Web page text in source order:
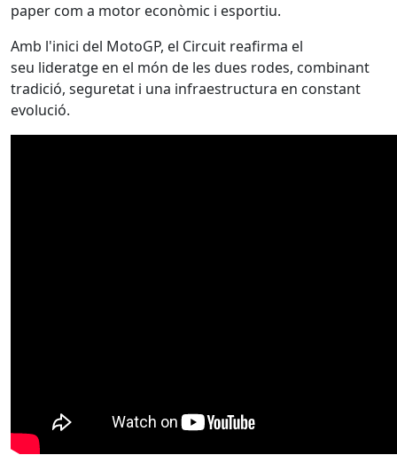
paper com a motor econòmic i esportiu.
Amb l'inici del MotoGP, el Circuit reafirma el
seu lideratge en el món de les dues rodes, combinant
tradició, seguretat i una infraestructura en constant
evolució.